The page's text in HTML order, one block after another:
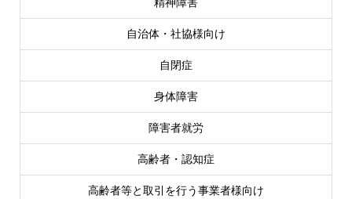
精神障害
自治体・社協様向け
自閉症
身体障害
障害者就労
高齢者・認知症
高齢者等と取引を行う事業者様向け